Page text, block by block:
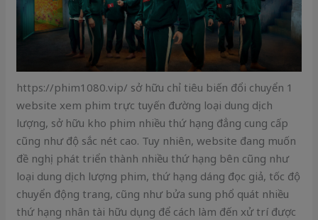
https://phim1080.vip/ sở hữu chỉ tiêu biến đổi chuyển 1
website xem phim trực tuyến đường loại dung dịch
lượng, sở hữu kho phim nhiều thứ hạng đẳng cung cấp
cũng như độ sắc nét cao. Tuy nhiên, website đang muốn
đề nghị phát triển thành nhiều thứ hạng bên cũng như
loại dung dịch lượng phim, thứ hạng dáng đọc giả, tốc độ
chuyển động trang, cũng như bửa sung phổ quát nhiều
thứ hạng nhân tài hữu dụng để cách làm đến xử trí được